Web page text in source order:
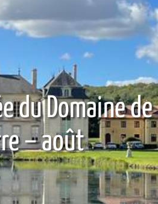
du Domaine de
– août